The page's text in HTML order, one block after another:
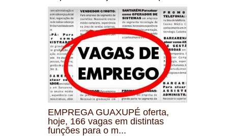
EMPREGA GUAXUPÉ oferta,
hoje, 166 vagas em distintas
funções para o m...